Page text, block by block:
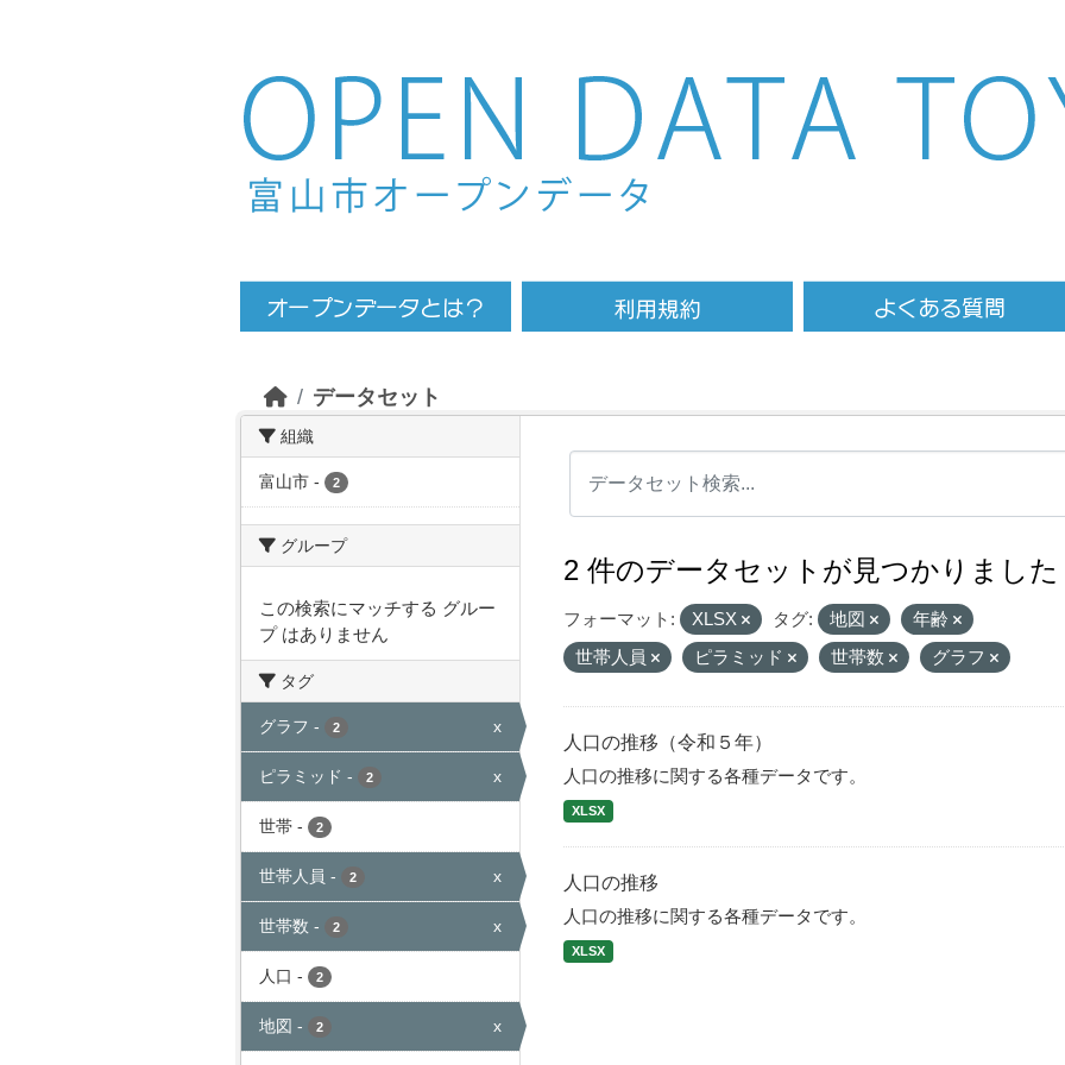
Skip to main content
データセット
組織
富山市 - 2
グループ
この検索にマッチする グルー
プ はありません
タグ
グラフ - 2 x
ピラミッド - 2 x
世帯 - 2
世帯人員 - 2 x
世帯数 - 2 x
人口 - 2
地図 - 2 x
2 件のデータセットが見つかりました
フォーマット: XLSX タグ: 地図
年齢
世帯人員
ピラミッド 世帯数 グラフ
人口の推移（令和５年）
人口の推移に関する各種データです。
XLSX
人口の推移
人口の推移に関する各種データです。
XLSX